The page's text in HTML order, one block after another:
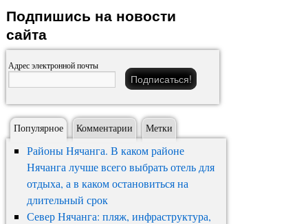
Подпишись на новости
сайта
Адрес электронной почты
Популярное Комментарии Метки
Районы Нячанга. В каком районе
Нячанга лучше всего выбрать отель для
отдыха, а в каком остановиться на
длительный срок
Север Нячанга: пляж, инфраструктура,